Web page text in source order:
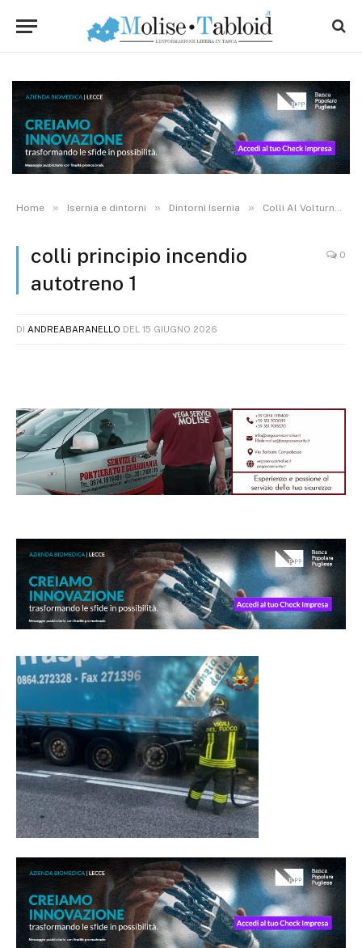
Home » Isernia e dintorni » Dintorni Isernia » Colli Al Volturno
colli principio incendio
autotreno 1
0
DI ANDREABARANELLO DEL 15 GIUGNO 2026